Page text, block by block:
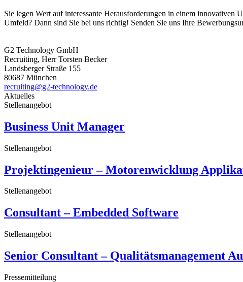
Sie legen Wert auf interessante Herausforderungen in einem
Umfeld? Dann sind Sie bei uns richtig! Senden Sie uns Ihre
G2 Technology GmbH
Recruiting, Herr Torsten Becker
Landsberger Straße 155
80687 München
recruiting@g2-technology.de
Aktuelles
Stellenangebot
Business Unit Manager
Stellenangebot
Projektingenieur – Motorenwicklung
Stellenangebot
Consultant – Embedded Software
Stellenangebot
Senior Consultant – Qualitätsmanagement
Pressemitteilung